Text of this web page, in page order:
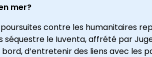
mer?
contre les humanitaires
séquestre le Iuventa, affrété par
d’entretenir des liens avec les